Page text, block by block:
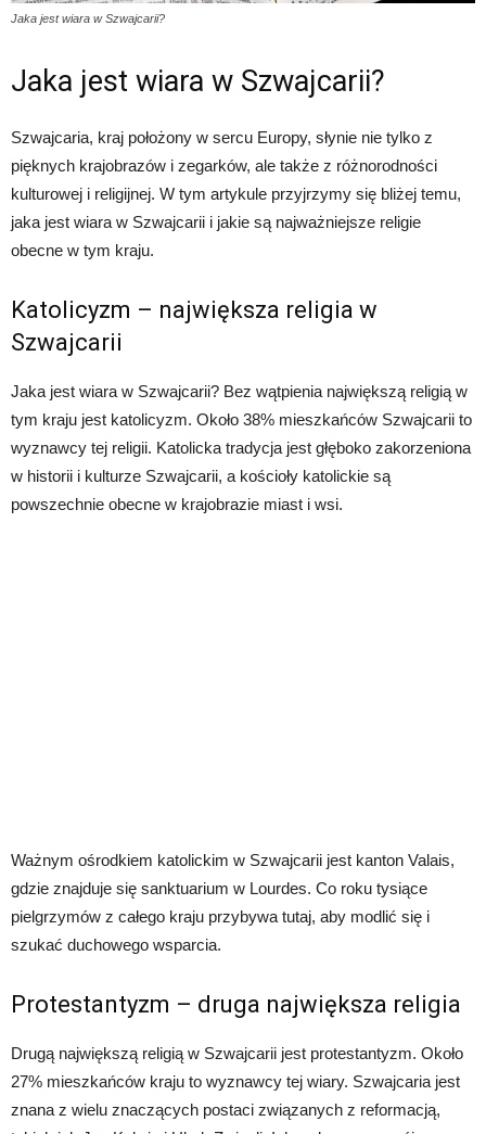
Jaka jest wiara w Szwajcarii?
Jaka jest wiara w Szwajcarii?
Szwajcaria, kraj położony w sercu Europy, słynie nie tylko z
pięknych krajobrazów i zegarków, ale także z różnorodności
kulturowej i religijnej. W tym artykule przyjrzymy się bliżej temu,
jaka jest wiara w Szwajcarii i jakie są najważniejsze religie
obecne w tym kraju.
Katolicyzm – największa religia w
Szwajcarii
Jaka jest wiara w Szwajcarii? Bez wątpienia największą religią w
tym kraju jest katolicyzm. Około 38% mieszkańców Szwajcarii to
wyznawcy tej religii. Katolicka tradycja jest głęboko zakorzeniona
w historii i kulturze Szwajcarii, a kościoły katolickie są
powszechnie obecne w krajobrazie miast i wsi.
Ważnym ośrodkiem katolickim w Szwajcarii jest kanton Valais,
gdzie znajduje się sanktuarium w Lourdes. Co roku tysiące
pielgrzymów z całego kraju przybywa tutaj, aby modlić się i
szukać duchowego wsparcia.
Protestantyzm – druga największa religia
Drugą największą religią w Szwajcarii jest protestantyzm. Około
27% mieszkańców kraju to wyznawcy tej wiary. Szwajcaria jest
znana z wielu znaczących postaci związanych z reformacją,